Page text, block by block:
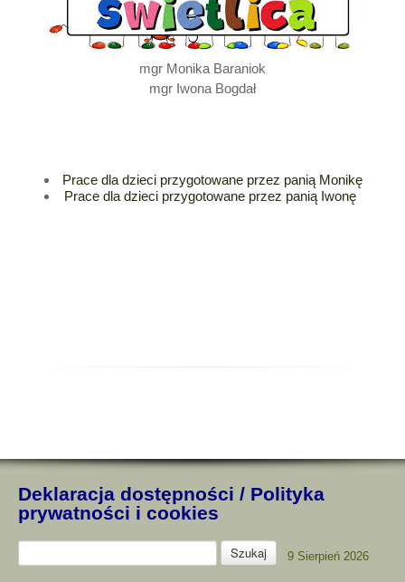
mgr Monika Baraniok
mgr Iwona Bogdał
Prace dla dzieci przygotowane przez panią Monikę
Prace dla dzieci przygotowane przez panią Iwonę
Deklaracja dostępności / Polityka
prywatności i cookies
9 Sierpień 2026